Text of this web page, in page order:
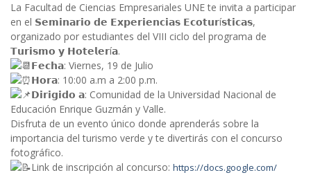
La Facultad de Ciencias Empresariales UNE te invita a participar
en el 𝗦𝗲𝗺𝗶𝗻𝗮𝗿𝗶𝗼 𝗱𝗲 𝗘𝘅𝗽𝗲𝗿𝗶𝗲𝗻𝗰𝗶𝗮𝘀 𝗘𝗰𝗼𝘁𝘂𝗿í𝘀𝘁𝗶𝗰𝗮𝘀,
organizado por estudiantes del VIII ciclo del programa de
𝗧𝘂𝗿𝗶𝘀𝗺𝗼 𝘆 𝗛𝗼𝘁𝗲𝗹𝗲𝗿í𝗮.
𝗙𝗲𝗰𝗵𝗮: Viernes, 19 de Julio
𝗛𝗼𝗿𝗮: 10:00 a.m a 2:00 p.m.
𝗗𝗶𝗿𝗶𝗴𝗶𝗱𝗼 𝗮: Comunidad de la Universidad Nacional de
Educación Enrique Guzmán y Valle.
Disfruta de un evento único donde aprenderás sobre la
importancia del turismo verde y te divertirás con el concurso
fotográfico.
Link de inscripción al concurso: https://docs.google.com/